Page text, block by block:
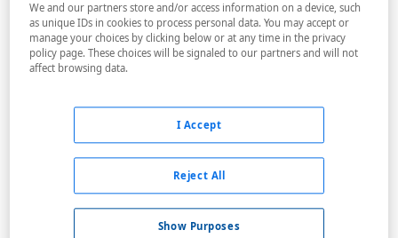
The Victorian Tudor Inn
A menos de 650 metros
Acceso personas con movilidad reducida
We and our partners store and/or access information on a device, such
as unique IDs in cookies to process personal data. You may accept or
manage your choices by clicking below or at any time in the privacy
policy page. These choices will be signaled to our partners and will not
affect browsing data.
Show Purposes
Reject All
I Accept